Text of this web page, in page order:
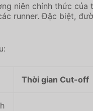
niên chính thức
runner. Đặc biệt,
Thời gian Cut-off